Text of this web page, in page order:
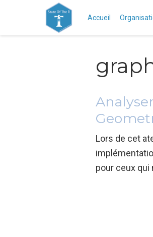
Accueil
Lors de cet
pour ceux qui